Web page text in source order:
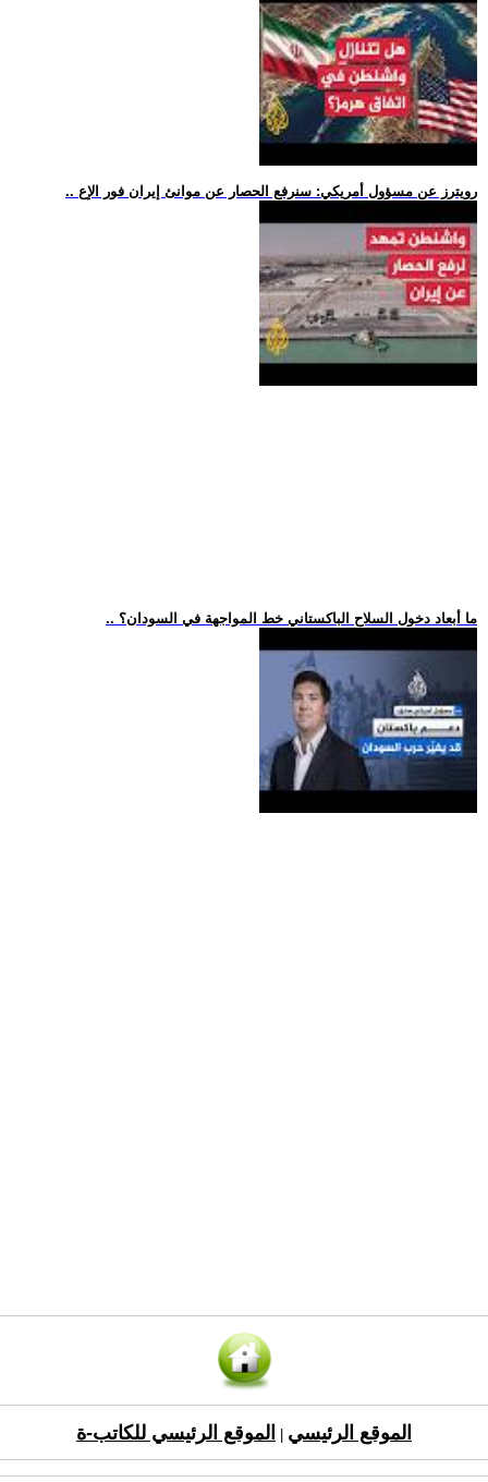
.. رويترز عن مسؤول أمريكي: سنرفع الحصار عن موانئ إيران فور الإع
.. ما أبعاد دخول السلاح الباكستاني خط المواجهة في السودان؟
الموقع الرئيسي الموقع الرئيسي للكاتب-ة